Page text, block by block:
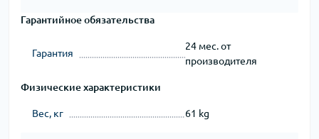
Гарантийное обязательства
Гарантия
24 мес. от
производителя
Физические характеристики
Вес, кг 61 kg